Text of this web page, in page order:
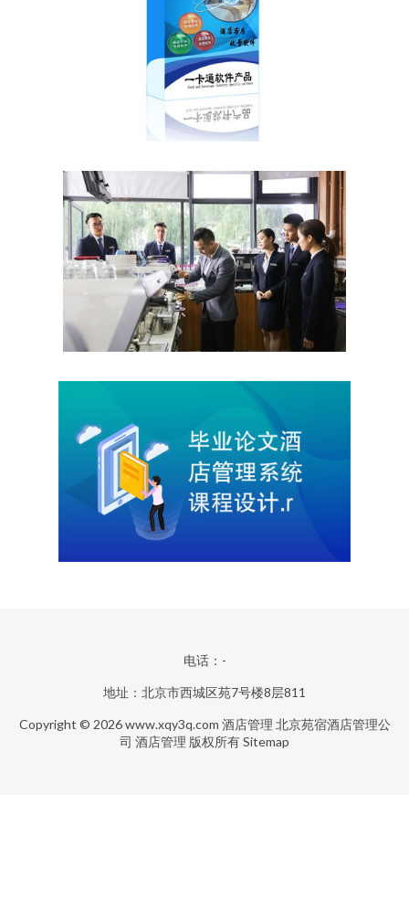
电话：-
地址：北京市西城区苑7号楼8层811
Copyright © 2026www.xqy3q.com 酒店管理 北京苑宿酒店管理公
司 酒店管理 版权所有Sitemap